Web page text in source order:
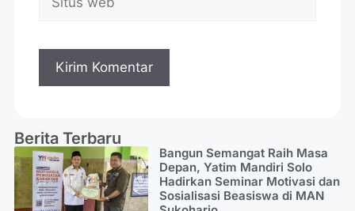
Berita Terbaru
Bangun Semangat Raih Masa
Depan, Yatim Mandiri Solo
Hadirkan Seminar Motivasi dan
Sosialisasi Beasiswa di MAN